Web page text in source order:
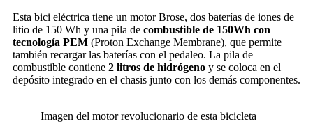
Esta bici eléctrica tiene un motor Brose, dos baterías de iones de
litio de 150 Wh y una pila de combustible de 150Wh con
tecnología PEM (Proton Exchange Membrane), que permite
también recargar las baterías con el pedaleo. La pila de
combustible contiene 2 litros de hidrógeno y se coloca en el
depósito integrado en el chasis junto con los demás componentes.
Imagen del motor revolucionario de esta bicicleta